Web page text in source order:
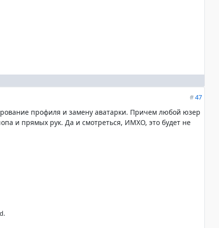
#47
профиля и замену аватарки. Причем любой юзер
и прямых рук. Да и смотреться, ИМХО, это будет не